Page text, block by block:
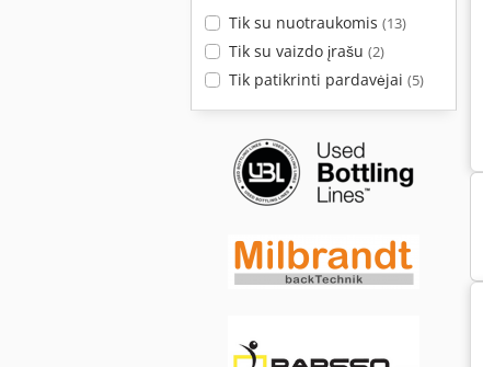
Tik su nuotraukomis (13)
Tik su vaizdo įrašu (2)
Tik patikrinti pardavėjai (5)
Valcavimo Staklės Augalai Mondial